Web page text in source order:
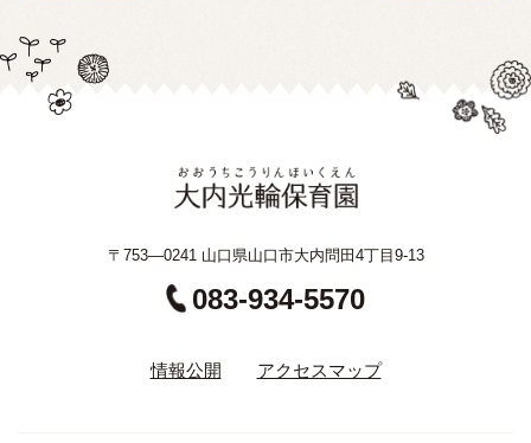
〒753—0241 山口県山口市大内問田4丁目9-13
083-934-5570
情報公開 アクセスマップ